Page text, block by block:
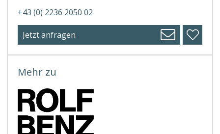
Mehr zu
+43 (0) 2236 2050 02
Jetzt anfragen